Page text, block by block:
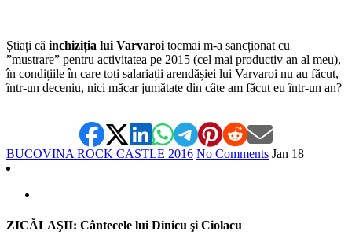
Știați că inchiziția lui Varvaroi tocmai m-a sancționat cu
”mustrare” pentru activitatea pe 2015 (cel mai productiv an al meu),
în condițiile în care toți salariații arendășiei lui Varvaroi nu au făcut,
într-un deceniu, nici măcar jumătate din câte am făcut eu într-un an?
BUCOVINA ROCK CASTLE 2016 No Comments Jan 18
ZICĂLAŞII: Cântecele lui Dinicu şi Ciolacu